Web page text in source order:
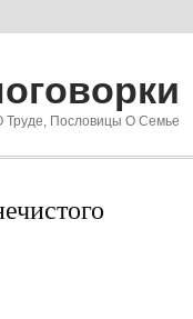
Пословицы О Семье